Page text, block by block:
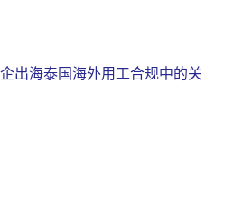
出海泰国海外用工合规中的关